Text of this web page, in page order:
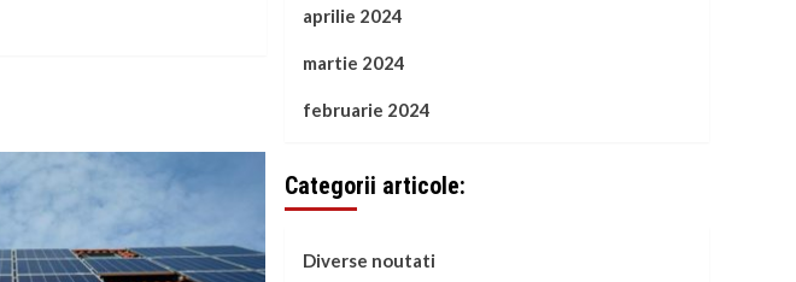
aprilie 2024
martie 2024
februarie 2024
Categorii articole:
Diverse noutati